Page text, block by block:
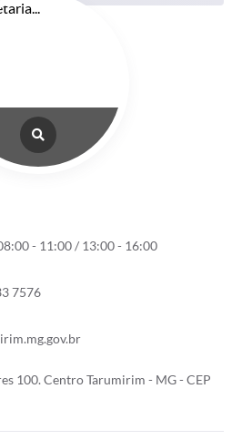
- 11:00 / 13:00 - 16:00
7576
100. Centro Tarumirim - MG - CEP